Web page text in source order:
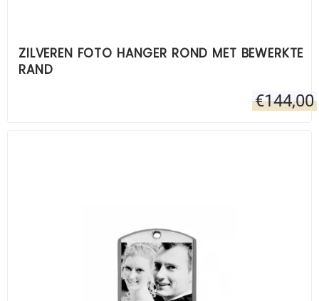
ZILVEREN FOTO HANGER ROND MET BEWERKTE
RAND
€144,00